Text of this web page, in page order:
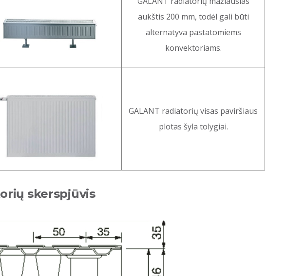
aukštis 200 mm, todėl gali būti
alternatyva pastatomiems
konvektoriams.
GALANT radiatorių visas paviršiaus
plotas šyla tolygiai.
skerspjūvis